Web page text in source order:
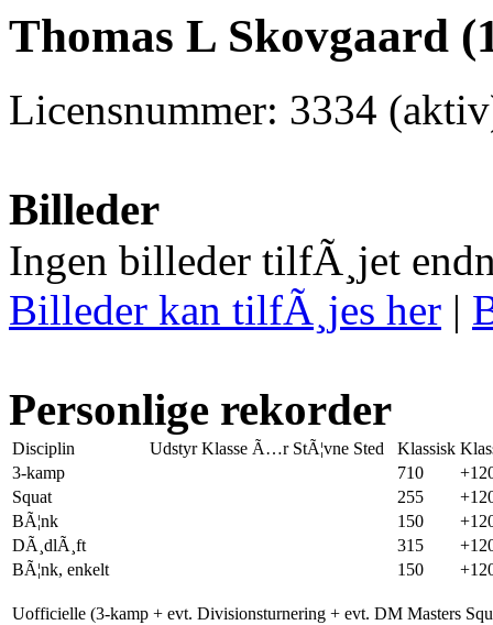
Thomas L Skovgaard
Licensnummer: 3334
Billeder
Ingen billeder tilfÃ¸jet
Billeder kan tilfÃ¸jes her |
Personlige rekorder
Disciplin Udstyr Klasse Ã…r StÃ¦vne Sted Klassisk
3-kamp
710
Squat
255
BÃ¦nk
150
DÃ¸dlÃ¸ft
315
BÃ¦nk, enkelt
150
Uofficielle (3-kamp + evt. Divisionsturnering + evt. DM Masters